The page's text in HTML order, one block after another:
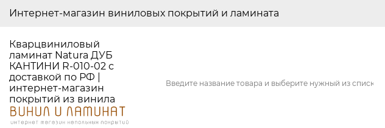
Интернет-магазин виниловых покрытий и ламината
Кварцвиниловый
ламинат Natura ДУБ
КАНТИНИ R-010-02 с
доставкой по РФ |
интернет-магазин
покрытий из винила